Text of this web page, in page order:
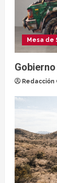
Mesa de
Redacción